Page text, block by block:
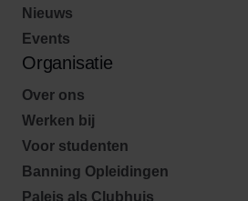
Nieuws
Events
Organisatie
Over ons
Werken bij
Voor studenten
Banning Opleidingen
Paleis als Clubhuis